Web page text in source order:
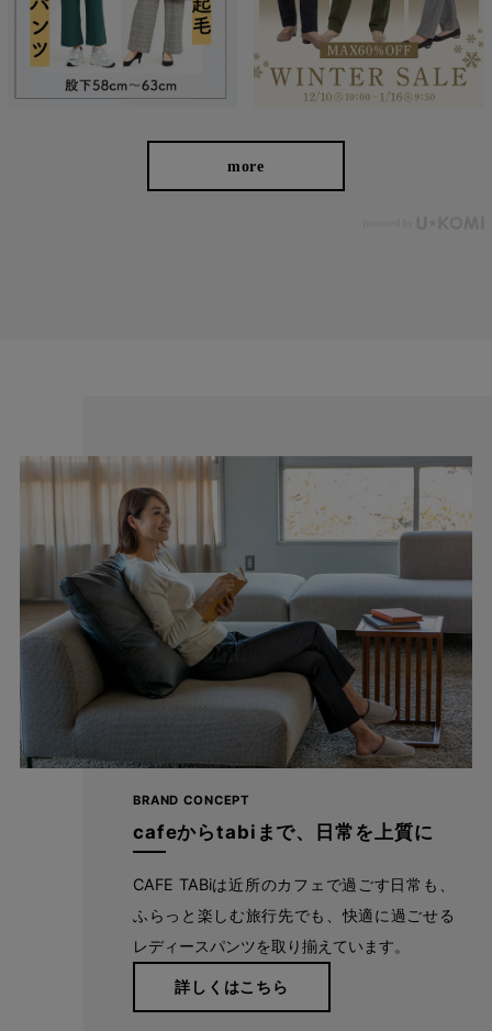
くさんあるのに、着たいものがない」なんて感じる日こそ、どん
な状況でも活躍できる機能性パンツをチョイスしてみてください
♪ シンプルなデザインはトップスを選ばないので、ワードローブ
で悩む時間をグッと短くできますよ。
白は透けにくく、黒は発色が良い。これって
実は画期的！
通常、透けにくい糸を使用すると、黒などの濃色は発色が悪くな
り、発色の良い糸を使用すると、透けやすくなります。 相反する
機能性を両立させるため、このパンツでは２種類の異なる原糸を
使用。オフ（白）は裏地が無くても透けにくく、ブラック（黒）
は発色性の良い糸を芯までしっかり染めているため、フォーマル
more
BRAND CONCEPT
cafeからtabiまで、日常を上質に
CAFE TABiは近所のカフェで過ごす日常も、
ふらっと楽しむ旅行先でも、快適に過ごせる
レディースパンツを取り揃えています。
詳しくはこちら